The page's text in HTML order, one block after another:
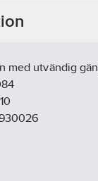
med utvändig